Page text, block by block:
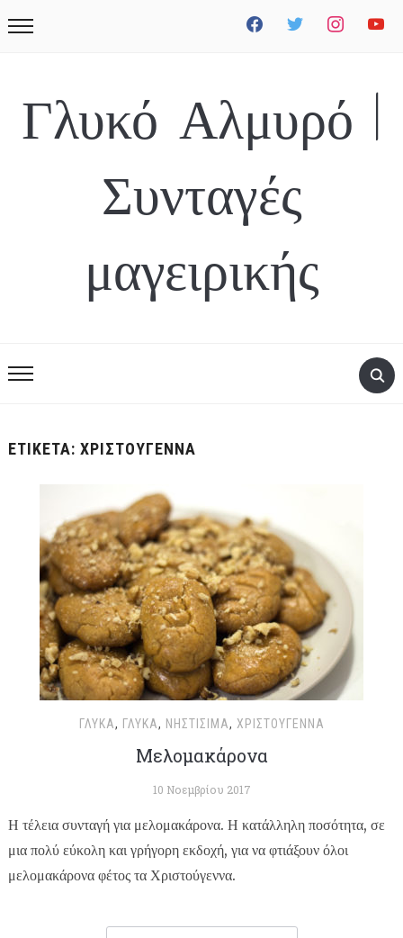
facebook twitter instagramyoutube
Γλυκό Αλμυρό |
Συνταγές
μαγειρικής
ΕΤΙΚΈΤΑ: ΧΡΙΣΤΟΎΓΕΝΝΑ
ΓΛΥΚΆ, ΓΛΥΚΆ, ΝΗΣΤΊΣΙΜΑ, ΧΡΙΣΤΟΥΓΕΝΝΑ
Μελομακάρονα
10 Νοεμβρίου 2017
Η τέλεια συνταγή για μελομακάρονα. Η κατάλληλη ποσότητα, σε
μια πολύ εύκολη και γρήγορη εκδοχή, για να φτιάξουν όλοι
μελομακάρονα φέτος τα Χριστούγεννα.